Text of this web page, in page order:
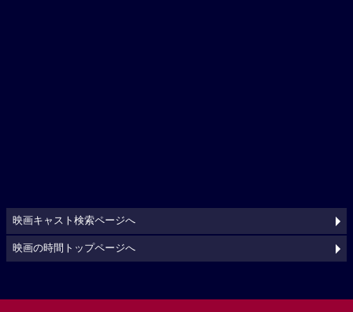
映画キャスト検索ページへ
映画の時間トップページへ